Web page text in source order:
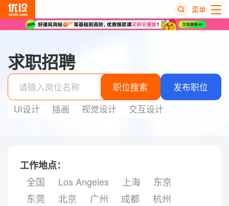
菜单
求职招聘
职位搜索
发布职位
UI设计
插画 视觉设计 交互设计
工作地点：
全国
Los Angeles 上海
东京
东莞
北京 广州 成都
杭州